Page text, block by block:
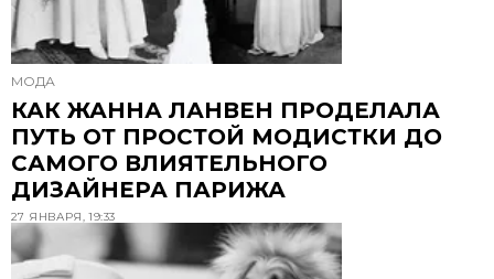
МОДА
КАК ЖАННА ЛАНВЕН ПРОДЕЛАЛА
ПУТЬ ОТ ПРОСТОЙ МОДИСТКИ ДО
САМОГО ВЛИЯТЕЛЬНОГО
ДИЗАЙНЕРА ПАРИЖА
27 ЯНВАРЯ, 19:33